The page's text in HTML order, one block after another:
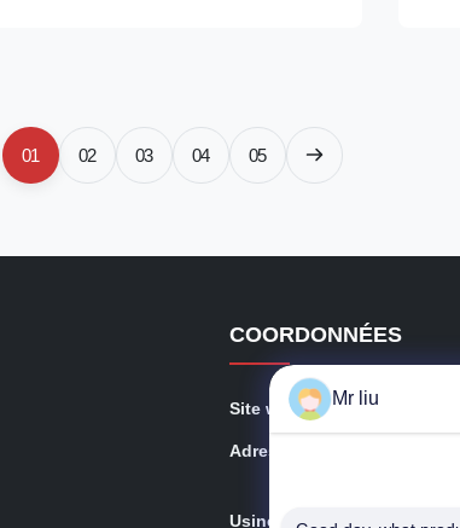
diesel generator Terminal 12 / 6 Wire Rated
Voltage 110-240V Frequency 50HZ Speed
1500RPM
01 02 03 04 05
COORDONNÉES
Site web:
Adresse:
pement
Usine: Route
Mr liu